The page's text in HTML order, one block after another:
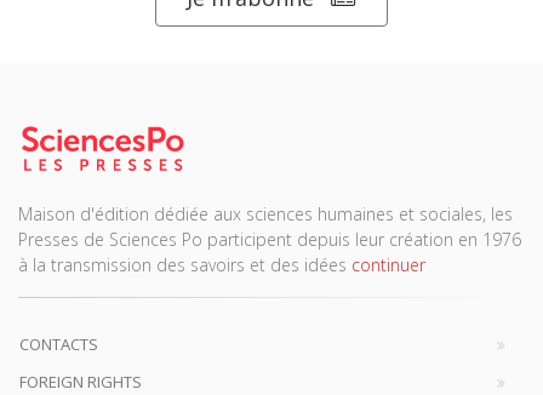
Maison d'édition dédiée aux sciences humaines et sociales, les
Presses de Sciences Po participent depuis leur création en 1976
à la transmission des savoirs et des idées continuer
CONTACTS
FOREIGN RIGHTS